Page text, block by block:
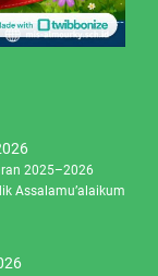
2025–2026
Assalamu’alaikum